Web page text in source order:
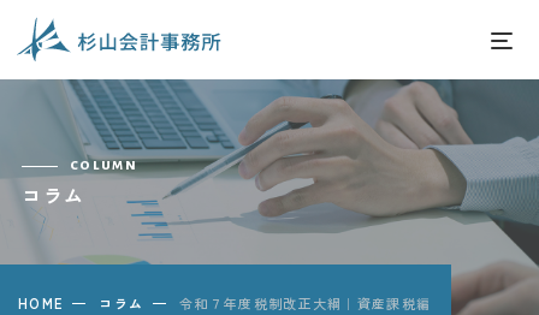
column
コラム
HOME コラム 令和７年度税制改正大綱｜資産課税編